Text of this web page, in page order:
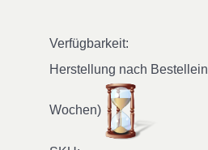
Verfügbarkeit:
Herstellung nach
Wochen)